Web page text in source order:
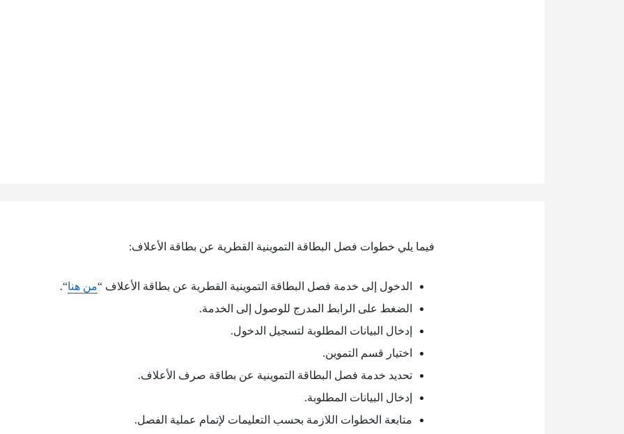
فيما يلي خطوات فصل البطاقة التموينية القطرية عن بطاقة الأعلاف:
الدخول إلى خدمة فصل البطاقة التموينية القطرية عن بطاقة الأعلاف “من هنا“.
الضغط على الرابط المدرج للوصول إلى الخدمة.
إدخال البيانات المطلوبة لتسجيل الدخول.
اختيار قسم التموين.
تحديد خدمة فصل البطاقة التموينية عن بطاقة صرف الأعلاف.
إدخال البيانات المطلوبة.
متابعة الخطوات اللازمة بحسب التعليمات لإتمام عملية الفصل.